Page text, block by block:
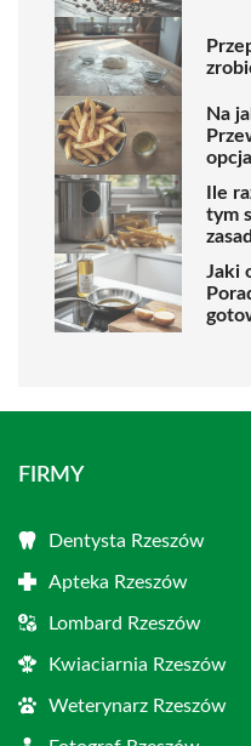
Na
Ile
tym
Jaki
FIRMY
Dentysta Rzeszów
Apteka Rzeszów
Lombard Rzeszów
Kwiaciarnia Rzeszów
Weterynarz Rzeszów